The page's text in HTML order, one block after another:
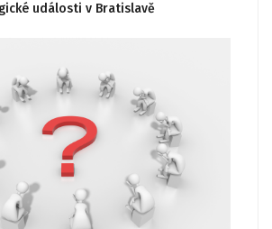
události v Bratislavě